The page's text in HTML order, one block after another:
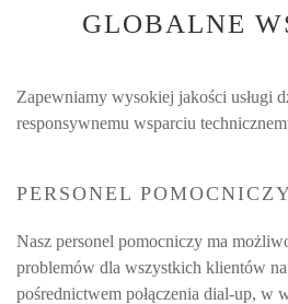
GLOBALNE
Zapewniamy wysokiej jakości usługi
responsywnemu wsparciu
PERSONEL
Nasz personel pomocniczy ma
problemów dla wszystkich klientów na
pośrednictwem połączenia dial-up, w